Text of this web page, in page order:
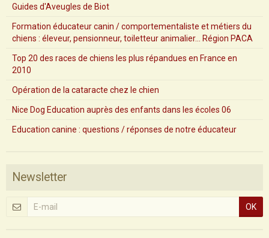
Guides d'Aveugles de Biot
Formation éducateur canin / comportementaliste et métiers du
chiens : éleveur, pensionneur, toiletteur animalier... Région PACA
Top 20 des races de chiens les plus répandues en France en
2010
Opération de la cataracte chez le chien
Nice Dog Education auprès des enfants dans les écoles 06
Education canine : questions / réponses de notre éducateur
Newsletter
OK